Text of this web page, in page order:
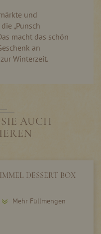
und
„Punsch
macht das schön
an
Winterzeit.
AUCH
DESSERT BOX
Mehr Füllmengen